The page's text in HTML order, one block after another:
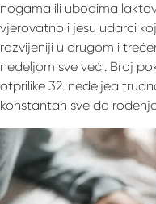
nogama ili ubodima
vjerovatno i jesu udarci
razvijeniji u drugom i
nedeljom sve veći. Broj
otprilike 32. nedeljea
konstantan sve do